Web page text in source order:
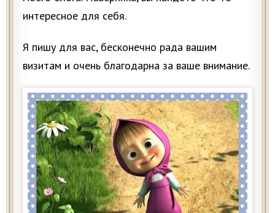
интересное для себя.
Я пишу для вас, бесконечно рада вашим
визитам и очень благодарна за ваше внимание.